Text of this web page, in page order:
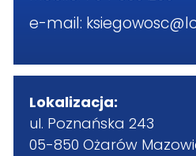
e-mail:
Lokalizacja:
ul. Poznańska 243
05-850 Ożarów